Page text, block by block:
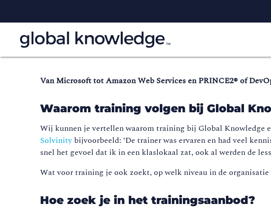
Van Microsoft tot Amazon Web Services en PRINCE2® of
Waarom training volgen bij Global
Wij kunnen je vertellen waarom training bij Global Knowledge
Solvinity bijvoorbeeld: ‘De trainer was ervaren en had veel
snel het gevoel dat ik in een klaslokaal zat, ook al werden de
Wat voor training je ook zoekt, op welk niveau in de
Hoe zoek je in het trainingsaanbod?